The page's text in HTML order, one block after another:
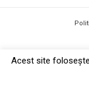
Acest site